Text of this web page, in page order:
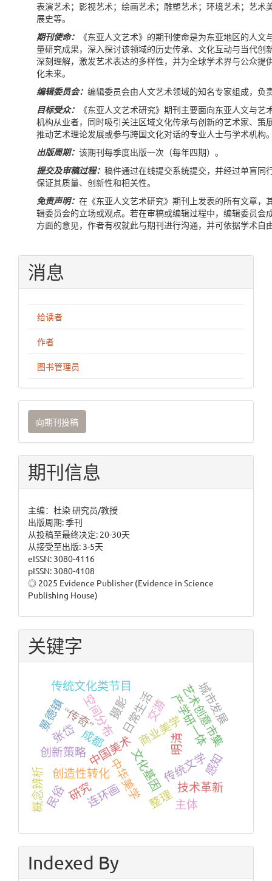
表演艺术；影视艺术；绘画艺术；雕塑艺术；环境艺术；艺
展史等。
期刊使命：
《东亚人文艺术》的期刊使命是为东亚地区的人
量研究成果，深入探讨该领域的历史传承、文化互动与当代
深刻理解，激发艺术表达的多样性，并为全球学术界与公众
化未来。
编辑委员会： 编辑委员会由人文艺术领域的知名专家组成，负
目标受众：
《东亚人文艺术研究》期刊主要面向东亚人文与
机构从业者，同时吸引关注区域文化传承与创新的艺术家、
推动艺术理论发展或参与跨国文化对话的专业人士与学术机构
出版周期： 该期刊每季度出版一次（每年四期）。
提交及审稿过程： 稿件通过在线提交系统提交，并经过单盲同
保证其质量、创新性和相关性。
免责声明： 在《东亚人文艺术研究》期刊上发表的所有文章
辑委员会的立场或观点。若在审稿或编辑过程中，编辑委员
方面的意见，作者有权就此与期刊进行沟通，并可依据学术自
消息
给读者
作者
图书管理员
向
期
刊
投
稿
向期刊投稿
期刊信息
主编：杜染 研究员/教授
出版周期: 季刊
从投稿至最终决定: 20-30天
从接受至出版: 3-5天
eISSN: 3080-4116
pISSN: 3080-4108
◎ 2025 Evidence Publisher (Evidence in Science
Publishing House)
关键字
中国美术
中华美学
商业美学
创造性转化
产学研一体
成都 艺术创意市集
文化基因
空间分布
传统文化类节目
创新策略 明清
张岱 日常生活交游
“传奇”
传统文学
连环画 整理
研究
景德镇 城市发展
技术革新
摄影
感知
主体
民俗
概念辨析
Indexed By